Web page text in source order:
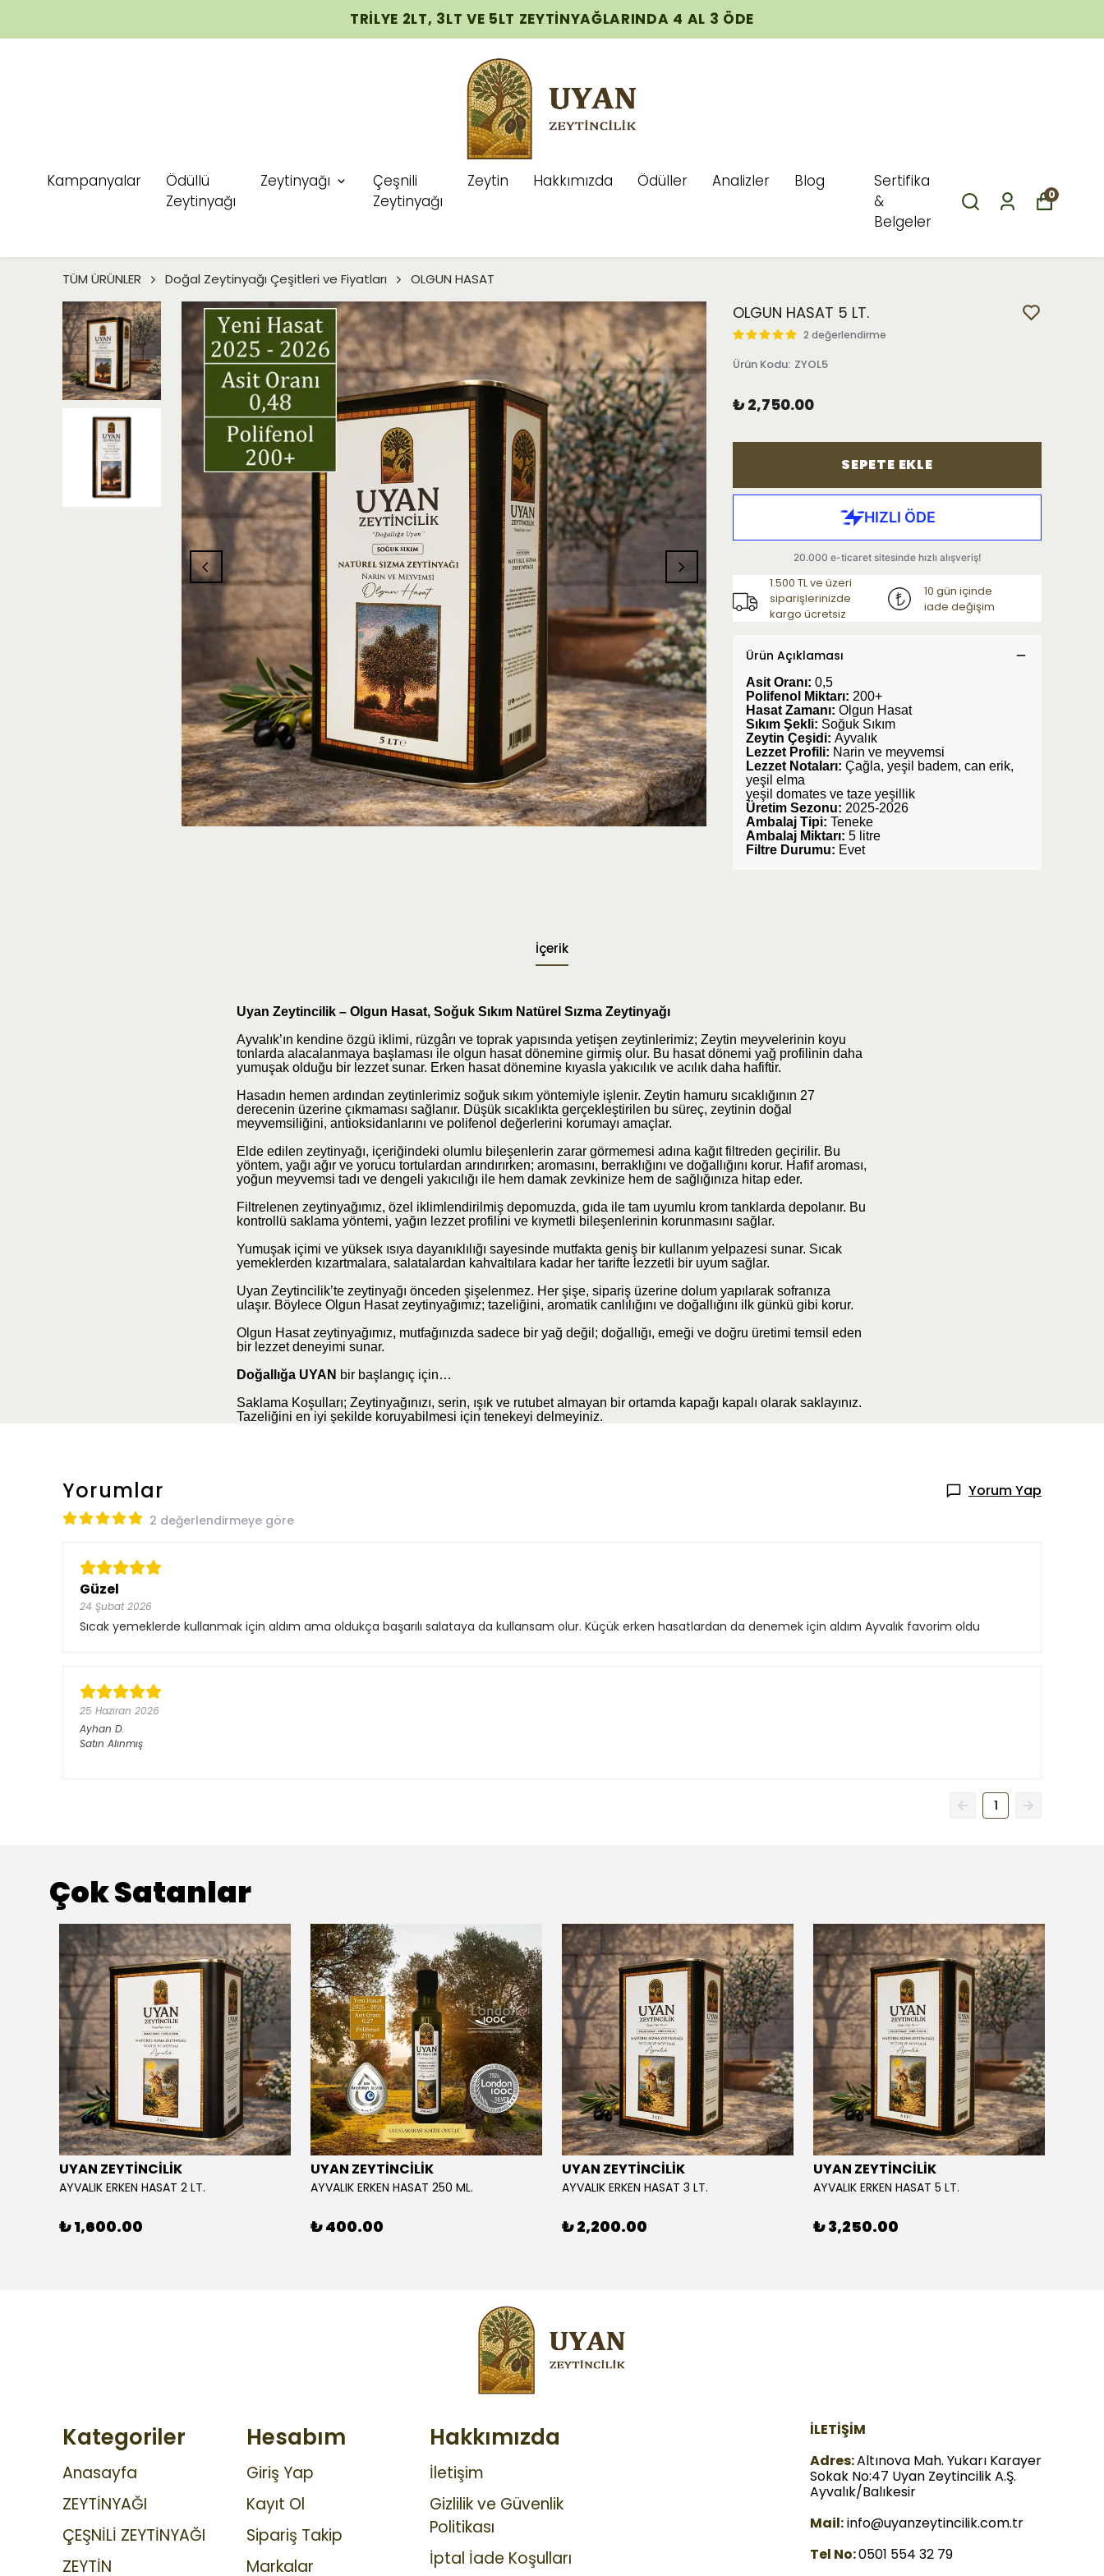
TRİLYE 2LT, 3LT VE 5LT ZEYTİNYAĞLARINDA 4 AL 3 ÖDE
Kampanyalar
Ödüllü
Zeytinyağı
Zeytinyağı
Çeşnili
Zeytinyağı
Zeytin Hakkımızda Ödüller Analizler Blog
Sertifika
&
Belgeler
0
TÜM ÜRÜNLER Doğal Zeytinyağı Çeşitleri ve Fiyatları OLGUN HASAT
OLGUN HASAT 5 LT.
2 değerlendirme
Ürün Kodu: ZYOL5
₺ 2,750.00
SEPETE EKLE
1.500 TL ve üzeri
siparişlerinizde
kargo ücretsiz
10 gün içinde
iade değişim
Ürün Açıklaması
Asit Oranı: 0,5
Polifenol Miktarı: 200+
Hasat Zamanı: Olgun Hasat
Sıkım Şekli: Soğuk Sıkım
Zeytin Çeşidi: Ayvalık
Lezzet Profili: Narin ve meyvemsi
Lezzet Notaları: Çağla, yeşil badem, can erik,
yeşil elma
yeşil domates ve taze yeşillik
Üretim Sezonu: 2025-2026
Ambalaj Tipi: Teneke
Ambalaj Miktarı: 5 litre
Filtre Durumu: Evet
İçerik
Uyan Zeytincilik – Olgun Hasat, Soğuk Sıkım Natürel Sızma Zeytinyağı
Ayvalık’ın kendine özgü iklimi, rüzgârı ve toprak yapısında yetişen zeytinlerimiz; Zeytin meyvelerinin koyu
tonlarda alacalanmaya başlaması ile olgun hasat dönemine girmiş olur. Bu hasat dönemi yağ profilinin daha
yumuşak olduğu bir lezzet sunar. Erken hasat dönemine kıyasla yakıcılık ve acılık daha hafiftir.
Hasadın hemen ardından zeytinlerimiz soğuk sıkım yöntemiyle işlenir. Zeytin hamuru sıcaklığının 27
derecenin üzerine çıkmaması sağlanır. Düşük sıcaklıkta gerçekleştirilen bu süreç, zeytinin doğal
meyvemsiliğini, antioksidanlarını ve polifenol değerlerini korumayı amaçlar.
Elde edilen zeytinyağı, içeriğindeki olumlu bileşenlerin zarar görmemesi adına kağıt filtreden geçirilir. Bu
yöntem, yağı ağır ve yorucu tortulardan arındırırken; aromasını, berraklığını ve doğallığını korur. Hafif aroması,
yoğun meyvemsi tadı ve dengeli yakıcılığı ile hem damak zevkinize hem de sağlığınıza hitap eder.
Filtrelenen zeytinyağımız, özel iklimlendirilmiş depomuzda, gıda ile tam uyumlu krom tanklarda depolanır. Bu
kontrollü saklama yöntemi, yağın lezzet profilini ve kıymetli bileşenlerinin korunmasını sağlar.
Yumuşak içimi ve yüksek ısıya dayanıklılığı sayesinde mutfakta geniş bir kullanım yelpazesi sunar. Sıcak
yemeklerden kızartmalara, salatalardan kahvaltılara kadar her tarifte lezzetli bir uyum sağlar.
Uyan Zeytincilik’te zeytinyağı önceden şişelenmez. Her şişe, sipariş üzerine dolum yapılarak sofranıza
ulaşır. Böylece Olgun Hasat zeytinyağımız; tazeliğini, aromatik canlılığını ve doğallığını ilk günkü gibi korur.
Olgun Hasat zeytinyağımız, mutfağınızda sadece bir yağ değil; doğallığı, emeği ve doğru üretimi temsil eden
bir lezzet deneyimi sunar.
Doğallığa UYAN bir başlangıç için…
Saklama Koşulları; Zeytinyağınızı, serin, ışık ve rutubet almayan bir ortamda kapağı kapalı olarak saklayınız.
Tazeliğini en iyi şekilde koruyabilmesi için tenekeyi delmeyiniz.
Yorumlar Yorum Yap
2 değerlendirmeye göre
Güzel
24 Şubat 2026
Sıcak yemeklerde kullanmak için aldım ama oldukça başarılı salataya da kullansam olur. Küçük erken hasatlardan da denemek için aldım Ayvalık favorim oldu
25 Haziran 2026
Ayhan D.
Satın Alınmış
1
Çok Satanlar
UYAN ZEYTİNCİLİK
AYVALIK ERKEN HASAT 2 LT.
₺ 1,600.00
UYAN ZEYTİNCİLİK
AYVALIK ERKEN HASAT 250 ML.
₺ 400.00
UYAN ZEYTİNCİLİK
AYVALIK ERKEN HASAT 3 LT.
₺ 2,200.00
UYAN ZEYTİNCİLİK
AYVALIK ERKEN HASAT 5 LT.
₺ 3,250.00
Kategoriler
Anasayfa
ZEYTİNYAĞI
ÇEŞNİLİ ZEYTİNYAĞI
ZEYTİN
Hesabım
Giriş Yap
Kayıt Ol
Sipariş Takip
Markalar
Hakkımızda
İletişim
Gizlilik ve Güvenlik
Politikası
İptal İade Koşulları
İLETİŞİM
Adres:Altınova Mah. Yukarı Karayer
Sokak No:47 Uyan Zeytincilik A.Ş.
Ayvalık/Balıkesir
Mail:info@uyanzeytincilik.com.tr
Tel No:0501 554 32 79